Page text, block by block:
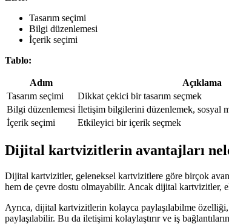
Tasarım seçimi
Bilgi düzenlemesi
İçerik seçimi
Tablo:
Adım
Açıklama
Tasarım seçimi
Dikkat çekici bir tasarım seçmek
Bilgi düzenlemesi İletişim bilgilerini düzenlemek, sosyal
İçerik seçimi
Etkileyici bir içerik seçmek
Dijital kartvizitlerin avantajları
Dijital kartvizitler, geleneksel kartvizitlere göre birçok
hem de çevre dostu olmayabilir. Ancak dijital kartvizitler,
Ayrıca, dijital kartvizitlerin kolayca paylaşılabilme
paylaşılabilir. Bu da iletişimi kolaylaştırır ve iş